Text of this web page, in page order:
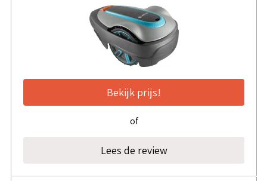
Bekijk prijs!
of
Lees de review